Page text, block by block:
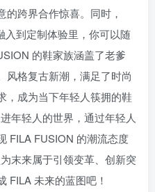
跨界合作惊喜。同时，
入到定制体验里，你可以随
的鞋家族涵盖了老爹
风格复古新潮，满足了时尚
，成为当下年轻人筷拥的鞋
年轻人的世界，通过年轻人
FILA FUSION 的潮流态度
末来属于引领变革、创新突
FILA 未来的蓝图吧！